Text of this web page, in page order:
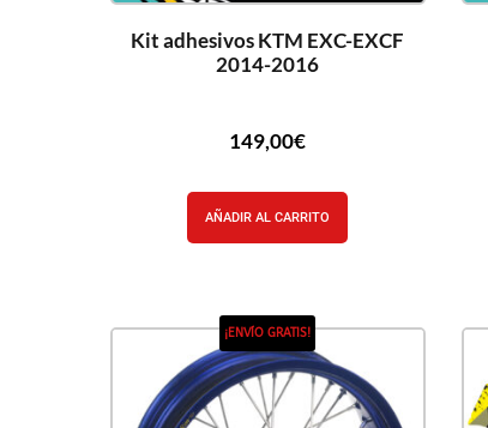
Kit adhesivos KTM EXC-EXCF
2014-2016
149,00€
AÑADIR AL CARRITO
¡ENVÍO GRATIS!